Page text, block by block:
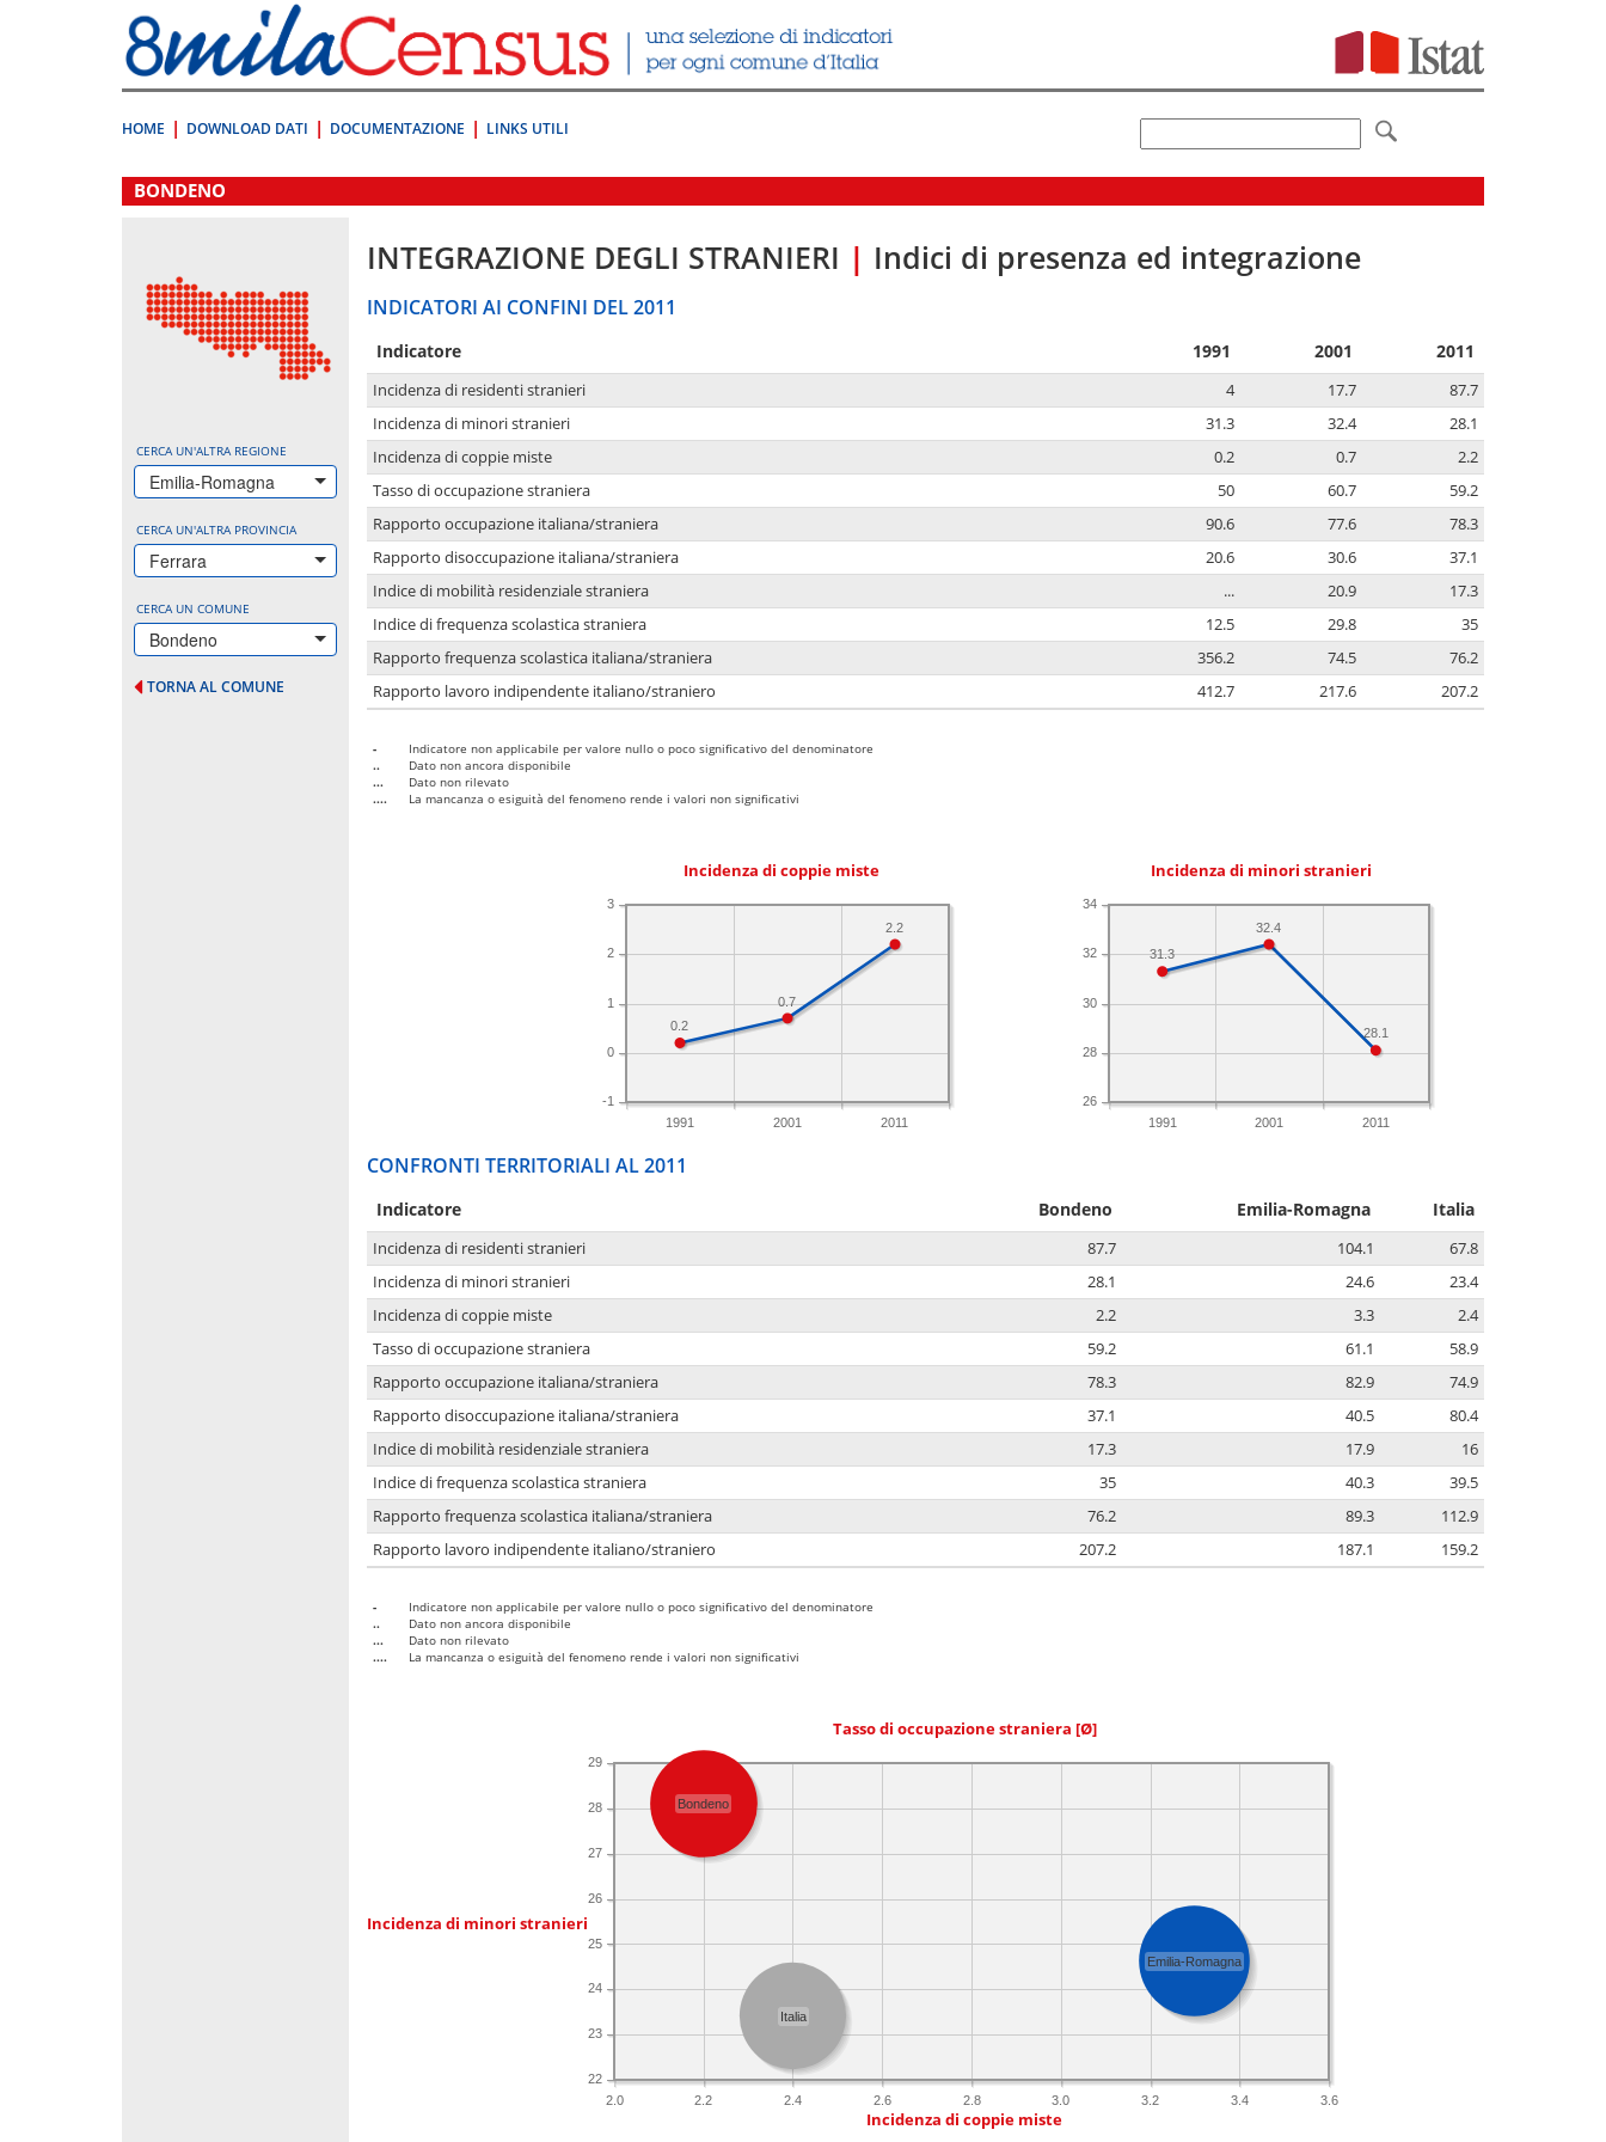
direttamente
a:
Contenuto
HOME DOWNLOAD DATI DOCUMENTAZIONE LINKS UTILI
.
BONDENO
CERCA UN'ALTRA REGIONE
Emilia-Romagna
CERCA UN'ALTRA PROVINCIA
Ferrara
CERCA UN COMUNE
Bondeno
TORNA AL COMUNE
INTEGRAZIONE DEGLI STRANIERI | Indici di presenza ed integrazione
INDICATORI AI CONFINI DEL 2011
Indicatore 1991 2001 2011
Incidenza di residenti stranieri 4 17.7
87.7
Incidenza di minori stranieri
31.3 32.4
28.1
Incidenza di coppie miste
0.2 0.7
2.2
Tasso di occupazione straniera
50 60.7
59.2
Rapporto occupazione italiana/straniera
90.6 77.6
78.3
Rapporto disoccupazione italiana/straniera
20.6 30.6
37.1
Indice di mobilità residenziale straniera
... 20.9
17.3
Indice di frequenza scolastica straniera
12.5 29.8
35
Rapporto frequenza scolastica italiana/straniera
356.2 74.5
76.2
Rapporto lavoro indipendente italiano/straniero
412.7 217.6 207.2
-
Indicatore non applicabile per valore nullo o poco significativo del denominatore
..
Dato non ancora disponibile
...
Dato non rilevato
....
La mancanza o esiguità del fenomeno rende i valori non significativi
Incidenza di coppie miste
1991 2001 2011
-1
0
1
2
3
2.2
0.7
0.2
Incidenza di minori stranieri
1991 2001 2011
26
28
30
32
34
28.1
32.4
31.3
CONFRONTI TERRITORIALI AL 2011
Indicatore Bondeno Emilia-Romagna Italia
Incidenza di residenti stranieri 87.7 104.1
67.8
Incidenza di minori stranieri
28.1 24.6
23.4
Incidenza di coppie miste
2.2 3.3
2.4
Tasso di occupazione straniera
59.2 61.1
58.9
Rapporto occupazione italiana/straniera
78.3 82.9
74.9
Rapporto disoccupazione italiana/straniera
37.1 40.5
80.4
Indice di mobilità residenziale straniera
17.3 17.9
16
Indice di frequenza scolastica straniera
35 40.3
39.5
Rapporto frequenza scolastica italiana/straniera
76.2 89.3
112.9
Rapporto lavoro indipendente italiano/straniero
207.2 187.1 159.2
-
Indicatore non applicabile per valore nullo o poco significativo del denominatore
..
Dato non ancora disponibile
...
Dato non rilevato
....
La mancanza o esiguità del fenomeno rende i valori non significativi
Tasso di occupazione straniera [Ø]
Incidenza di minori stranieri
2.0 2.2 2.4 2.6 2.8 3.0 3.2 3.4 3.6
22
23
24
25
26
27
28
29
Emilia-Romagna
Bondeno
Italia
Incidenza di coppie miste